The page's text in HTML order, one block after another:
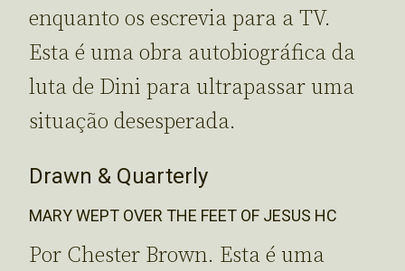
enquanto os escrevia para a TV.
Esta é uma obra autobiográfica da
luta de Dini para ultrapassar uma
situação desesperada.
Drawn & Quarterly
MARY WEPT OVER THE FEET OF JESUS HC
Por Chester Brown. Esta é uma